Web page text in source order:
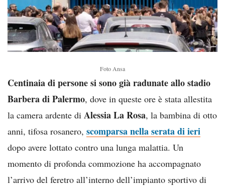
Foto Ansa
Centinaia di persone si sono già radunate allo stadio
Barbera di Palermo, dove in queste ore è stata allestita
la camera ardente di Alessia La Rosa, la bambina di otto
anni, tifosa rosanero, scomparsa nella serata di ieri
dopo avere lottato contro una lunga malattia. Un
momento di profonda commozione ha accompagnato
l’arrivo del feretro all’interno dell’impianto sportivo di